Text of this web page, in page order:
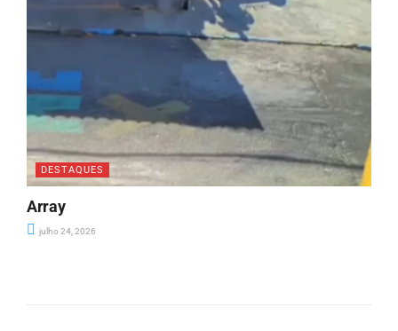
DESTAQUES
Array
julho 24, 2026